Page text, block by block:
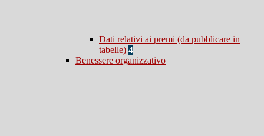
Dati relativi ai premi (da pubblicare in
tabelle) 4
Benessere organizzativo